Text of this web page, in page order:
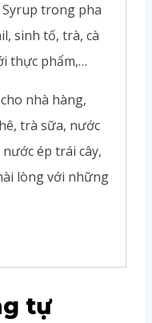
trong pha
sinh tố, trà, cà
thực phẩm,…
nhà hàng,
trà sữa, nước
nước ép trái cây,
lòng với những
tự